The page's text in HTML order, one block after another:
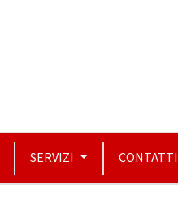
SERVIZI CONTATTI